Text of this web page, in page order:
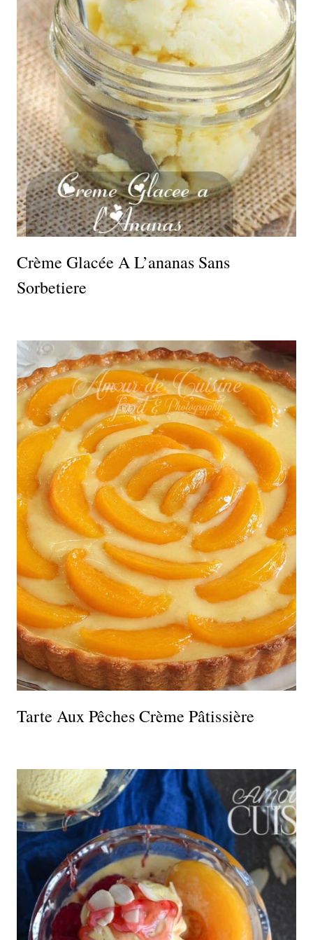
Crème Glacée A L’ananas Sans
Sorbetiere
Tarte Aux Pêches Crème Pâtissière